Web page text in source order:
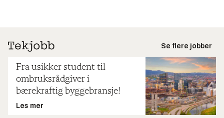
Se flere jobber
Fra usikker student til
ombruksrådgiver i
bærekraftig byggebransje!
Les mer